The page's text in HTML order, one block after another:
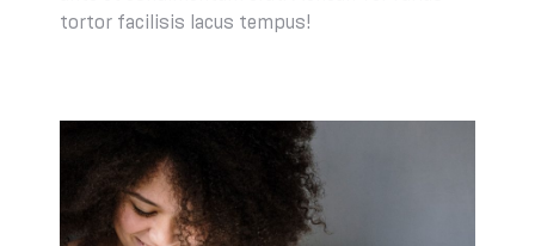
tortor facilisis lacus tempus!